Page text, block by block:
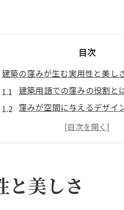
目次
建築の窪みが生む実用性と美し
建築用語での窪みの役割と
窪みが空間に与えるデザイ
建築における窪みの実用例
窪みの美しさと機能性の融
ニッチが創る建築空間の魅力
住宅でのニッチ活用法を探る
と美しさ